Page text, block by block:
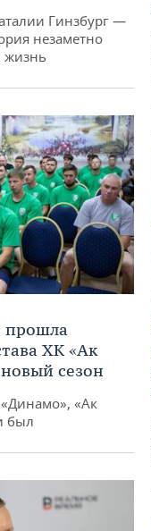
Гинзбург —
незаметно
жизнь
прошла
ХК «Ак
сезон
«Ак
был